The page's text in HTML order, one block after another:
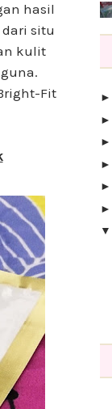
hasil
situ
kulit
Fit
►
►
►
►
►
►
▼